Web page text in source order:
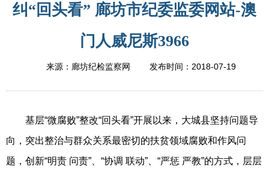
纠“回头看” 廊坊市纪委监委网站-澳
门人威尼斯3966
来源：廊坊纪检监察网 发布时间： 2018-07-19
基层“微腐败”整改“回头看”开展以来，大城县坚持问题导
向，突出整治与群众关系最密切的扶贫领域腐败和作风问
题，创新“明责 问责”、“协调 联动”、“严惩 严教”的方式，层层